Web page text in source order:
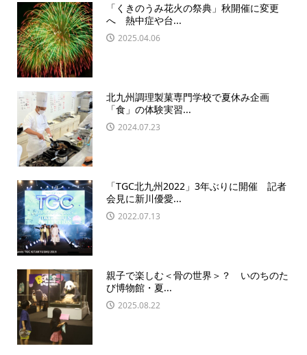
「くきのうみ花火の祭典」秋開催に変更
へ 熱中症や台...
2025.04.06
北九州調理製菓専門学校で夏休み企画
「食」の体験実習...
2024.07.23
「TGC北九州2022」3年ぶりに開催 記者
会見に新川優愛...
2022.07.13
親子で楽しむ＜骨の世界＞？ いのちのた
び博物館・夏...
2025.08.22